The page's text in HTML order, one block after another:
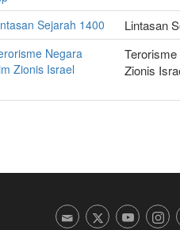
Lintasan
Zionis
1
Bukti-bukti sejarah menunjukkan
undang, baik itu dalam bentuk adat,